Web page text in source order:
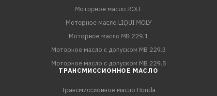
Моторное масло ROLF
Моторное масло LIQUI MOLY
Моторное масло MB 229.1
Моторное масло с допуском MB 229.3
Моторное масло с допуском MB 229.5
ТРАНСМИССИОННОЕ МАСЛО
Трансмиссионное масло Honda